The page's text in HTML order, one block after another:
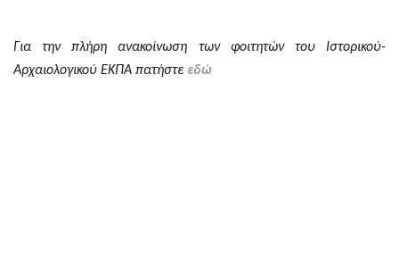
Για την πλήρη ανακοίνωση των φοιτητών του Ιστορικού-
Αρχαιολογικού ΕΚΠΑ πατήστε εδώ